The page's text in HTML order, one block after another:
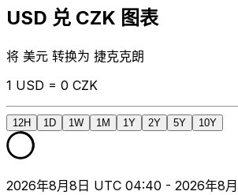
USD 兑 CZK 图表
将 美元 转换为 捷克克朗
1 USD = 0 CZK
12H 1D 1W 1M 1Y 2Y 5Y 10Y
2026年8月8日 UTC 04:40 - 2026年8